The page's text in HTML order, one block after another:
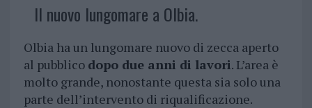
Il nuovo lungomare a Olbia.
Olbia ha un lungomare nuovo di zecca aperto
al pubblico dopo due anni di lavori. L’area è
molto grande, nonostante questa sia solo una
parte dell’intervento di riqualificazione.